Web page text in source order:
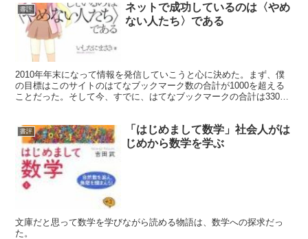
書評
ネットで成功しているのは〈やめ
ない人たち〉である
2010年年末になって情報を発信していこうと心に決めた。まず、僕
の目標はこのサイトのはてなブックマーク数の合計が1000を超える
ことだった。そして今、すでに、はてなブックマークの合計は3300
書評
「はじめまして数学」社会人がは
じめから数学を学ぶ
文庫だと思って数学を学びながら読める物語は、数学への探求だっ
た。